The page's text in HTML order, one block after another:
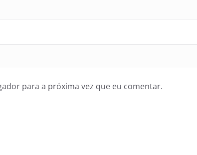
para a próxima vez que eu comentar.